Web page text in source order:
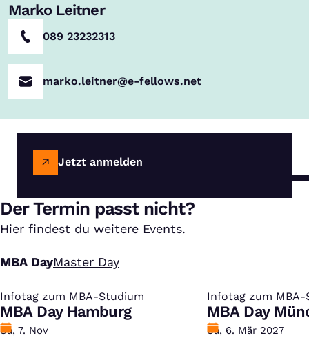
Marko Leitner
089 23232313
marko.leitner@e-fellows.net
Jetzt anmelden
Der Termin passt nicht?
Hier findest du weitere Events.
MBA DayMaster Day
Infotag zum MBA-Studium
:
MBA Day Hamburg
Datum
Sa, 7. Nov
Infotag zum
:
MBA Day
Datum
Sa, 6. Mär 2027